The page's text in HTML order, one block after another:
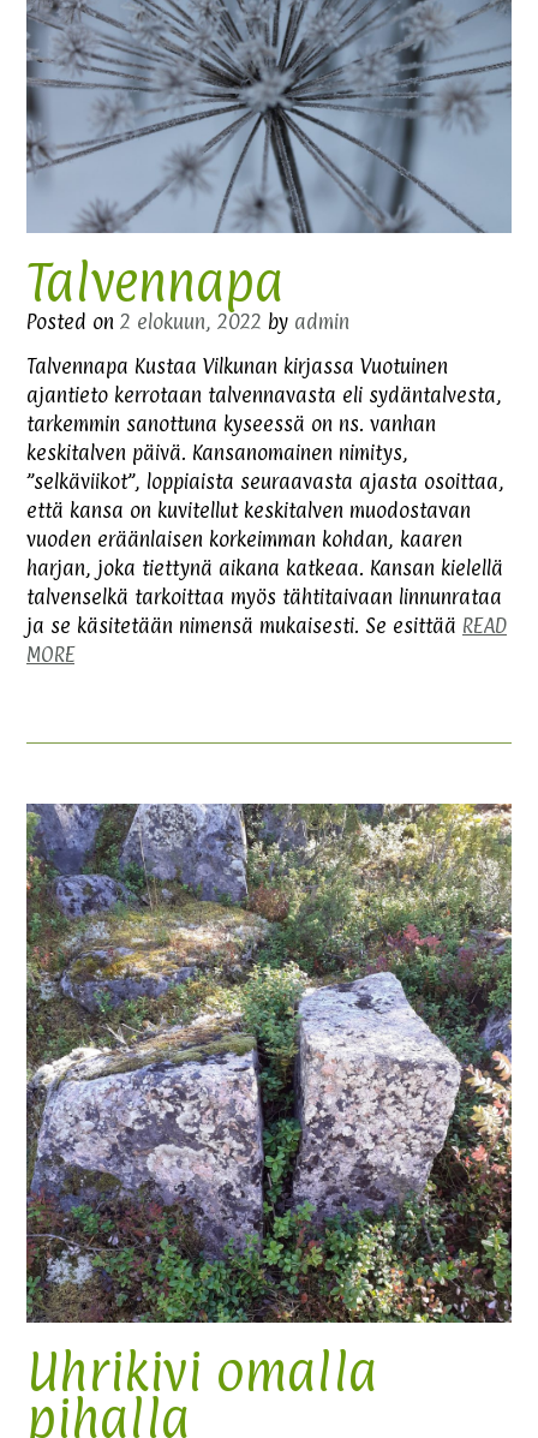
Talvennapa
Posted on 2 elokuun, 2022 by admin
Talvennapa Kustaa Vilkunan kirjassa Vuotuinen
ajantieto kerrotaan talvennavasta eli sydäntalvesta,
tarkemmin sanottuna kyseessä on ns. vanhan
keskitalven päivä. Kansanomainen nimitys,
”selkäviikot”, loppiaista seuraavasta ajasta osoittaa,
että kansa on kuvitellut keskitalven muodostavan
vuoden eräänlaisen korkeimman kohdan, kaaren
harjan, joka tiettynä aikana katkeaa. Kansan kielellä
talvenselkä tarkoittaa myös tähtitaivaan linnunrataa
ja se käsitetään nimensä mukaisesti. Se esittää READ
MORE
Uhrikivi omalla
pihalla